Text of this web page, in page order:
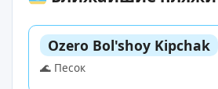
Ozero Bol'shoy Kipchak
🌊 Песок